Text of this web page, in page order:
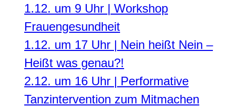
1.12. um 9 Uhr | Workshop
Frauengesundheit
1.12. um 17 Uhr | Nein heißt Nein –
Heißt was genau?!
2.12. um 16 Uhr | Performative
Tanzintervention zum Mitmachen